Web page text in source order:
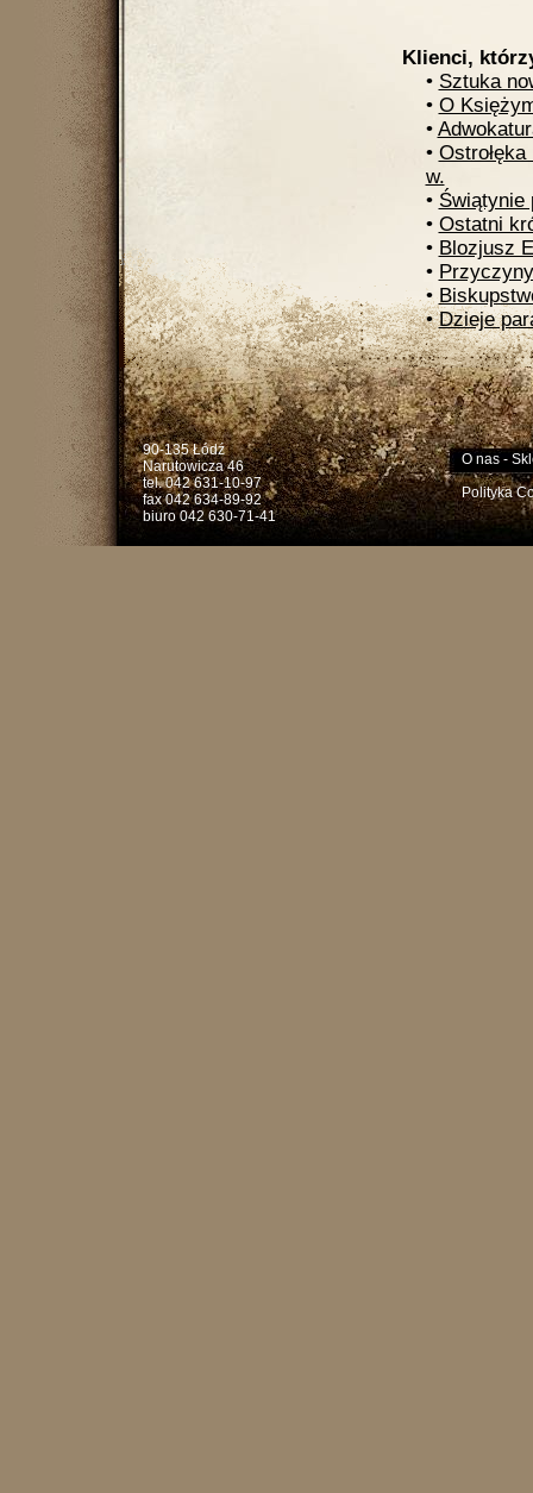
Klienci,
• Sztuka
• O
•
•
w.
• Świątynie
• Ostatni
• Blozjusz
•
•
• Dzieje
90-135 Łódź
Narutowicza 46
tel. 042 631-10-97
fax 042 634-89-92
biuro 042 630-71-41
O nas-
Polityka